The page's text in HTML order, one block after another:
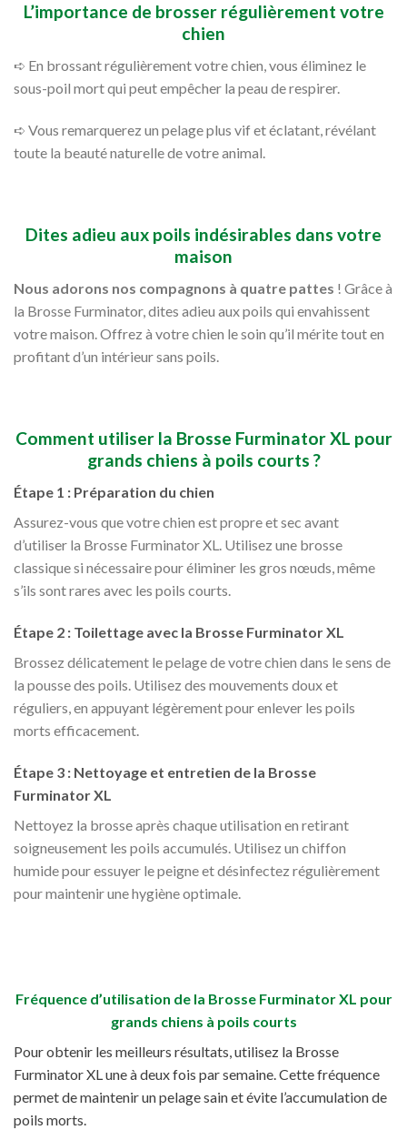
L’importance de brosser régulièrement votre
chien
➪ En brossant régulièrement votre chien, vous éliminez le
sous-poil mort qui peut empêcher la peau de respirer.
➪ Vous remarquerez un pelage plus vif et éclatant, révélant
toute la beauté naturelle de votre animal.
Dites adieu aux poils indésirables dans votre
maison
Nous adorons nos compagnons à quatre pattes ! Grâce à
la Brosse Furminator, dites adieu aux poils qui envahissent
votre maison. Offrez à votre chien le soin qu’il mérite tout en
profitant d’un intérieur sans poils.
Comment utiliser la Brosse Furminator XL pour
grands chiens à poils courts ?
Étape 1 : Préparation du chien
Assurez-vous que votre chien est propre et sec avant
d’utiliser la Brosse Furminator XL. Utilisez une brosse
classique si nécessaire pour éliminer les gros nœuds, même
s’ils sont rares avec les poils courts.
Étape 2 : Toilettage avec la Brosse Furminator XL
Brossez délicatement le pelage de votre chien dans le sens de
la pousse des poils. Utilisez des mouvements doux et
réguliers, en appuyant légèrement pour enlever les poils
morts efficacement.
Étape 3 : Nettoyage et entretien de la Brosse
Furminator XL
Nettoyez la brosse après chaque utilisation en retirant
soigneusement les poils accumulés. Utilisez un chiffon
humide pour essuyer le peigne et désinfectez régulièrement
pour maintenir une hygiène optimale.
Fréquence d’utilisation de la Brosse Furminator XL pour
grands chiens à poils courts
Pour obtenir les meilleurs résultats, utilisez la Brosse
Furminator XL une à deux fois par semaine. Cette fréquence
permet de maintenir un pelage sain et évite l’accumulation de
poils morts.